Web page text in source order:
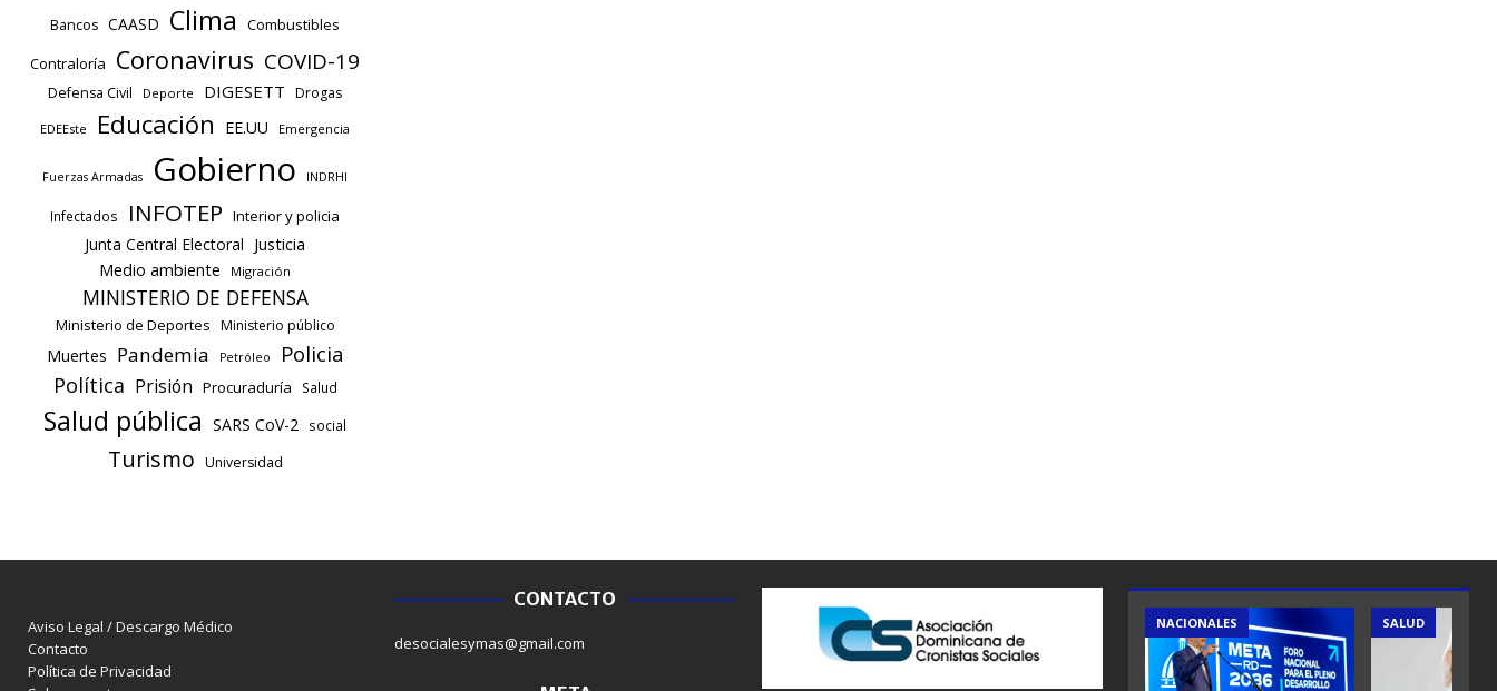
Bancos CAASD Clima
Combustibles
Contraloría
Coronavirus COVID-19
Defensa Civil Deporte DIGESETT Drogas
EDEEste Educación EE.UU Emergencia
Fuerzas Armadas Gobierno INDRHI
Infectados INFOTEP Interior y policia
Junta Central Electoral Justicia
Medio ambiente Migración
MINISTERIO DE DEFENSA
Ministerio de Deportes Ministerio público
Muertes Pandemia Petróleo Policia
Política Prisión Procuraduría Salud
Salud pública SARS CoV-2 social
Turismo Universidad
Aviso Legal / Descargo Médico
Contacto
Política de Privacidad
CONTACTO
desocialesymas@gmail.com
NACIONALES NACIONALES SALUD